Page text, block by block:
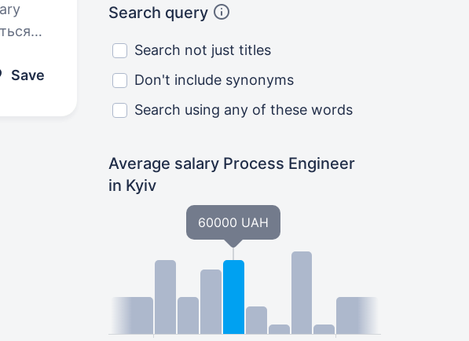
Save
Search query
Search not just titles
Don't include synonyms
Search using any of these words
Average salary Process Engineer
in Kyiv
60000 UAH